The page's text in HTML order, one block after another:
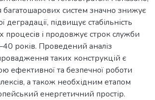
багатошарових систем значно знижує
деградації, підвищує стабільність
і продовжує строк служби
років. Проведений аналіз
таких конструкцій є
ефективної та безпечної роботи
а також необхідним етапом
енергетичний простір.